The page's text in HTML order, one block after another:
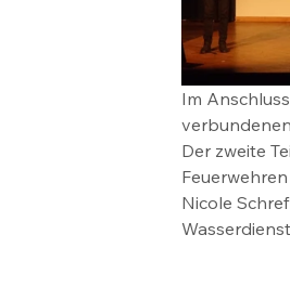
Im
Der zweite
Nicole